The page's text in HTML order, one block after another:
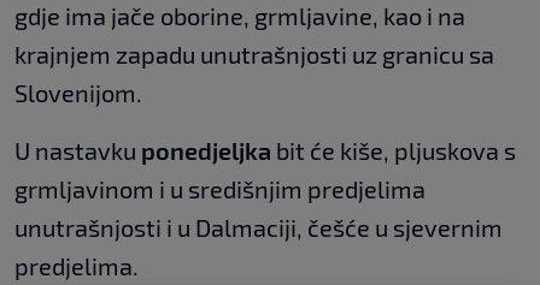
gdje ima jače oborine, grmljavine, kao i na
krajnjem zapadu unutrašnjosti uz granicu sa
Slovenijom.
U nastavku ponedjeljka bit će kiše, pljuskova s
grmljavinom i u središnjim predjelima
unutrašnjosti i u Dalmaciji, češće u sjevernim
predjelima.